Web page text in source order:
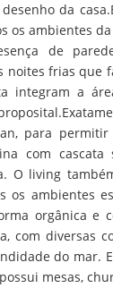
da
os ambientes
de
noites frias que
integram a
para
com cascata
O living
os ambientes
orgânica e
com diversas
do mar.
mesas,